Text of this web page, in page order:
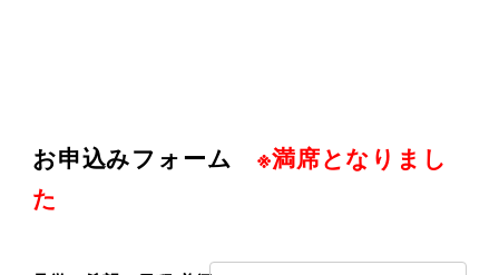
お申込みフォーム ※満席となりまし
た